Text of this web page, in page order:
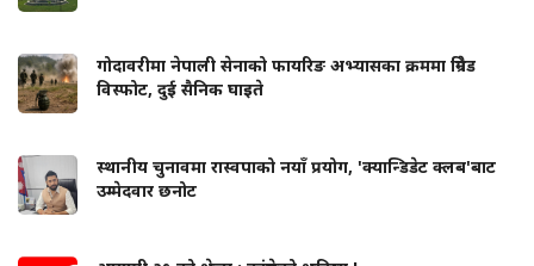
गोदावरीमा नेपाली सेनाको फायरिङ अभ्यासका क्रममा ग्रिनेड
विस्फोट, दुई सैनिक घाइते
स्थानीय चुनावमा रास्वपाको नयाँ प्रयोग, 'क्यान्डिडेट क्लब'बाट
उम्मेदवार छनोट